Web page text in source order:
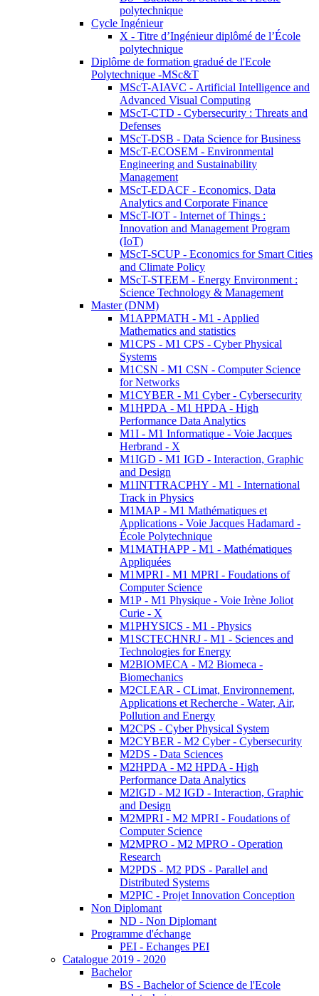
polytechnique
Cycle Ingénieur
X - Titre d’Ingénieur diplômé de l’École
polytechnique
Diplôme de formation gradué de l'Ecole
Polytechnique -MSc&T
MScT-AIAVC - Artificial Intelligence and
Advanced Visual Computing
MScT-CTD - Cybersecurity : Threats and
Defenses
MScT-DSB - Data Science for Business
MScT-ECOSEM - Environmental
Engineering and Sustainability
Management
MScT-EDACF - Economics, Data
Analytics and Corporate Finance
MScT-IOT - Internet of Things :
Innovation and Management Program
(IoT)
MScT-SCUP - Economics for Smart Cities
and Climate Policy
MScT-STEEM - Energy Environment :
Science Technology & Management
Master (DNM)
M1APPMATH - M1 - Applied
Mathematics and statistics
M1CPS - M1 CPS - Cyber Physical
Systems
M1CSN - M1 CSN - Computer Science
for Networks
M1CYBER - M1 Cyber - Cybersecurity
M1HPDA - M1 HPDA - High
Performance Data Analytics
M1I - M1 Informatique - Voie Jacques
Herbrand - X
M1IGD - M1 IGD - Interaction, Graphic
and Design
M1INTTRACPHY - M1 - International
Track in Physics
M1MAP - M1 Mathématiques et
Applications - Voie Jacques Hadamard -
École Polytechnique
M1MATHAPP - M1 - Mathématiques
Appliquées
M1MPRI - M1 MPRI - Foudations of
Computer Science
M1P - M1 Physique - Voie Irène Joliot
Curie - X
M1PHYSICS - M1 - Physics
M1SCTECHNRJ - M1 - Sciences and
Technologies for Energy
M2BIOMECA - M2 Biomeca -
Biomechanics
M2CLEAR - CLimat, Environnement,
Applications et Recherche - Water, Air,
Pollution and Energy
M2CPS - Cyber Physical System
M2CYBER - M2 Cyber - Cybersecurity
M2DS - Data Sciences
M2HPDA - M2 HPDA - High
Performance Data Analytics
M2IGD - M2 IGD - Interaction, Graphic
and Design
M2MPRI - M2 MPRI - Foudations of
Computer Science
M2MPRO - M2 MPRO - Operation
Research
M2PDS - M2 PDS - Parallel and
Distributed Systems
M2PIC - Projet Innovation Conception
Non Diplomant
ND - Non Diplomant
Programme d'échange
PEI - Echanges PEI
Catalogue 2019 - 2020
Bachelor
BS - Bachelor of Science de l'Ecole